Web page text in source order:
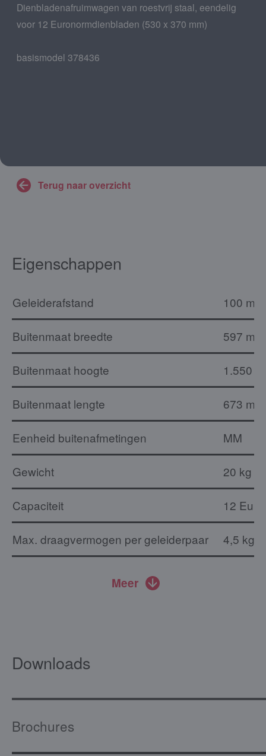
Dienbladenafruimwagen van roestvrij staal, eendelig
voor 12 Euronormdienbladen (530 x 370 mm)
basismodel 378436
Terug naar overzicht
Eigenschappen
Geleiderafstand 100 mm
Buitenmaat breedte 597 mm
Buitenmaat hoogte 1.550
Buitenmaat lengte 673 mm
Eenheid buitenafmetingen MM
Gewicht 20 kg
Capaciteit 12
Max. draagvermogen per geleiderpaar 4,5 kg
Meer
Downloads
Brochures